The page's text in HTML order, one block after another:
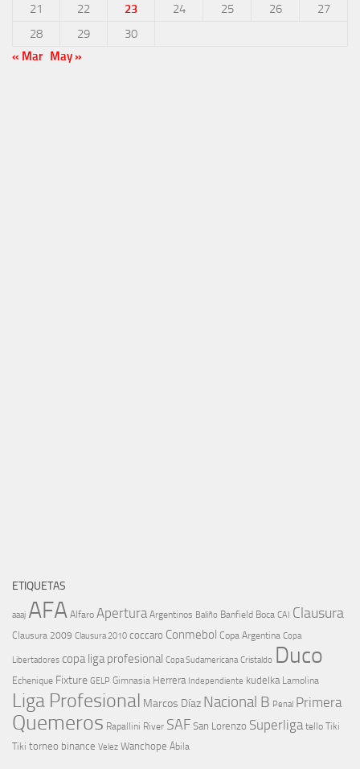
21
22 23 24 25 26
27
28
29
30
« Mar May »
ETIQUETAS
aaaj AFA Alfaro Apertura Argentinos Baliño Banfield Boca CAI Clausura
Clausura 2009 Clausura 2010 coccaro Conmebol Copa Argentina Copa
Libertadores copa liga profesional Copa Sudamericana Cristaldo Duco
Echenique Fixture GELP Gimnasia Herrera Independiente kudelka Lamolina
Liga Profesional Marcos Díaz Nacional B Penal Primera
Quemeros Rapallini River SAF San Lorenzo Superliga tello Tiki
Tiki torneo binance Velez Wanchope Ábila